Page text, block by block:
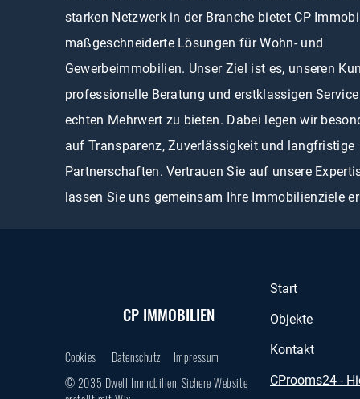
starken Netzwerk in der Branche bietet CP
maßgeschneiderte Lösungen für Wohn- und
Gewerbeimmobilien. Unser Ziel ist es, unseren
professionelle Beratung und erstklassigen
echten Mehrwert zu bieten. Dabei legen wir
auf Transparenz, Zuverlässigkeit und langfristige
Partnerschaften. Vertrauen Sie auf unsere
lassen Sie uns gemeinsam Ihre Immobilienziele
CP IMMOBILIEN
Cookies Datenschutz
Impressum
© 2035 Dwell Immobilien. Sichere Website
Start
Objekte
Kontakt
CProoms24 -